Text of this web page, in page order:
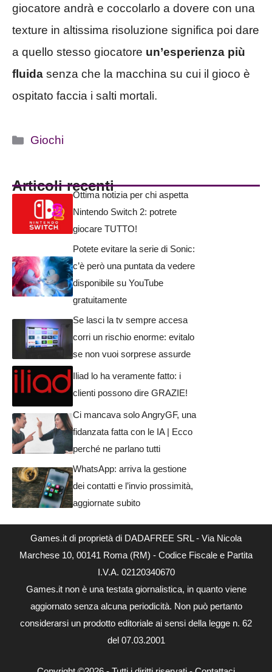
giocatore andrà e coccolarlo a dovere con una
texture in altissima risoluzione significa poi dare
a quello stesso giocatore un’esperienza più
fluida senza che la macchina su cui il gioco è
ospitato faccia i salti mortali.
Categorie
Giochi
Articoli recenti
Ottima notizia per chi aspetta
Nintendo Switch 2: potrete
giocare TUTTO!
Potete evitare la serie di Sonic:
c’è però una puntata da vedere
disponibile su YouTube
gratuitamente
Se lasci la tv sempre accesa
corri un rischio enorme: evitalo
se non vuoi sorprese assurde
Iliad lo ha veramente fatto: i
clienti possono dire GRAZIE!
Ci mancava solo AngryGF, una
fidanzata fatta con le IA | Ecco
perché ne parlano tutti
WhatsApp: arriva la gestione
dei contatti e l’invio prossimità,
aggiornate subito
Games.it di proprietà di DADAFREE SRL - Via Nicola
Marchese 10, 00141 Roma (RM) - Codice Fiscale e Partita
I.V.A. 02120340670
Games.it non è una testata giornalistica, in quanto viene
aggiornato senza alcuna periodicità. Non può pertanto
considerarsi un prodotto editoriale ai sensi della legge n. 62
del 07.03.2001